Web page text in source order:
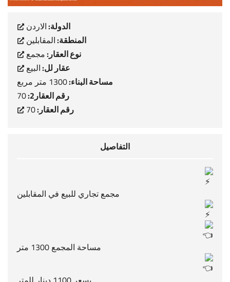
الدولة:الاردن
المنطقة:المقابلين
نوع العقار:مجمع
عقار لل:البيع
مساحة البناء:1300 متر مربع
رقم العقار2: 70
رقم العقار:70
التفاصيل
مجمع تجاري للبيع في المقابلين
مساحة المجمع 1300 متر